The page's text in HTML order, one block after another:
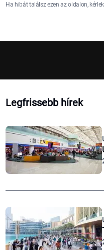
Ha hibát találsz ezen az oldalon, kérlek
Legfrissebb hírek